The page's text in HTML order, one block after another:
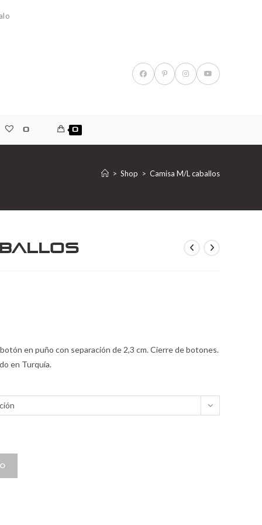
0 0
> Shop > Camisa M/L caballos
en puño con separación de 2,3 cm. Cierre de botones.
en Turquía.